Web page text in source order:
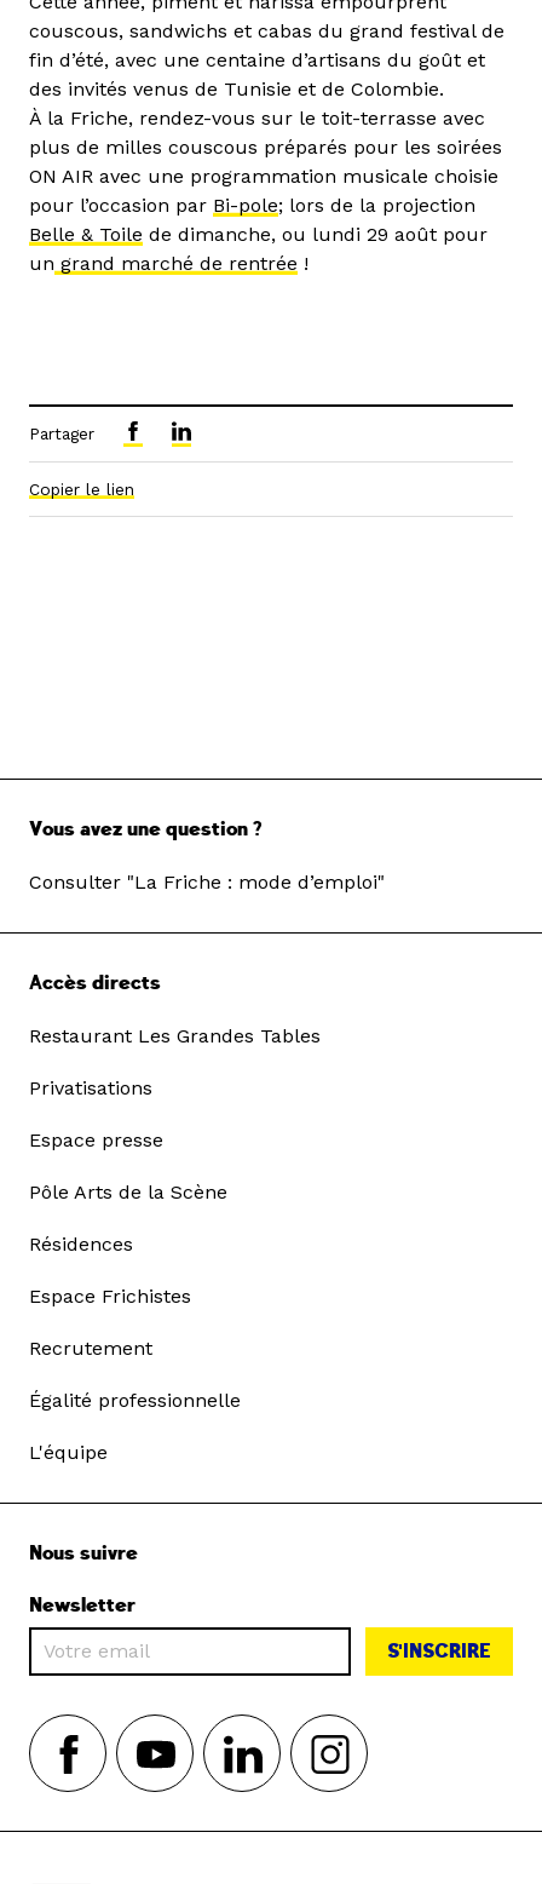
couscous, sandwichs et cabas du grand festival de
fin d’été, avec une centaine d’artisans du goût et
des invités venus de Tunisie et de Colombie.
À la Friche, rendez-vous sur le toit-terrasse avec
plus de milles couscous préparés pour les soirées
ON AIR avec une programmation musicale choisie
pour l’occasion par Bi-pole; lors de la projection
Belle & Toile de dimanche, ou lundi 29 août pour
un grand marché de rentrée !
Partager
Copier le lien
Vous avez une question ?
Consulter "La Friche : mode d’emploi"
Accès directs
Restaurant Les Grandes Tables
Privatisations
Espace presse
Pôle Arts de la Scène
Résidences
Espace Frichistes
Recrutement
Égalité professionnelle
L'équipe
Nous suivre
Newsletter
S'INSCRIRE